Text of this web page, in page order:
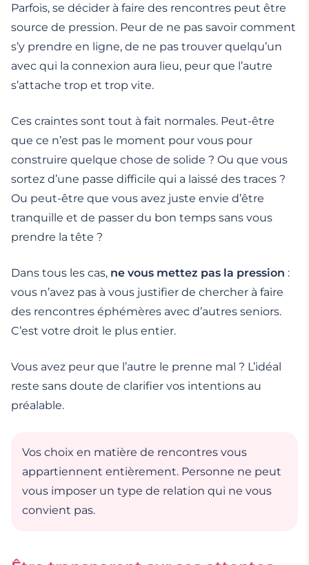
Parfois, se décider à faire des rencontres peut être
source de pression. Peur de ne pas savoir comment
s’y prendre en ligne, de ne pas trouver quelqu’un
avec qui la connexion aura lieu, peur que l’autre
s’attache trop et trop vite.
Ces craintes sont tout à fait normales. Peut-être
que ce n’est pas le moment pour vous pour
construire quelque chose de solide ? Ou que vous
sortez d’une passe difficile qui a laissé des traces ?
Ou peut-être que vous avez juste envie d’être
tranquille et de passer du bon temps sans vous
prendre la tête ?
Dans tous les cas, ne vous mettez pas la pression :
vous n’avez pas à vous justifier de chercher à faire
des rencontres éphémères avec d’autres seniors.
C’est votre droit le plus entier.
Vous avez peur que l’autre le prenne mal ? L’idéal
reste sans doute de clarifier vos intentions au
préalable.
Vos choix en matière de rencontres vous
appartiennent entièrement. Personne ne peut
vous imposer un type de relation qui ne vous
convient pas.